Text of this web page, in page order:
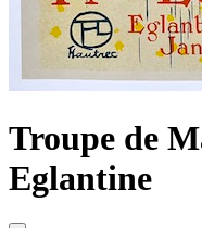
Troupe de
Eglantine